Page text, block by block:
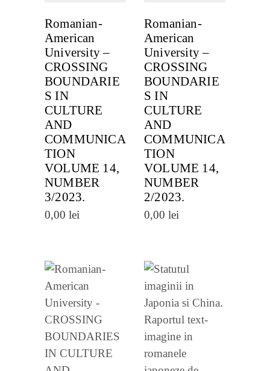
Romanian-
American
University –
CROSSING
BOUNDARIE
S IN
CULTURE
AND
COMMUNICA
TION
VOLUME 14,
NUMBER
3/2023.
0,00 lei
Romanian-
American
University –
CROSSING
BOUNDARIE
S IN
CULTURE
AND
COMMUNICA
TION
VOLUME 14,
NUMBER
2/2023.
0,00 lei
VEZI
DETALII